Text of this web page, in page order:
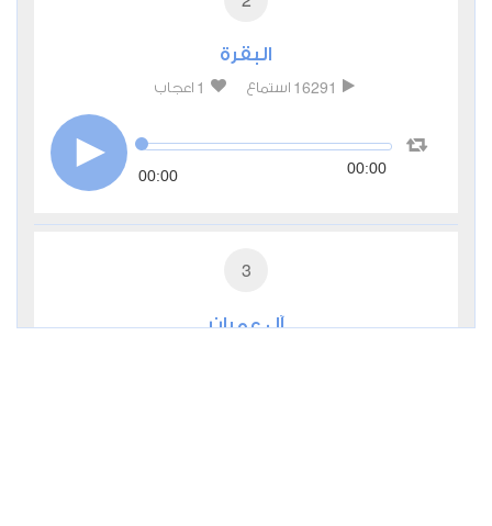
البقرة
16291 استماع 1 اعجاب
00:00 00:00
3
آل عمران